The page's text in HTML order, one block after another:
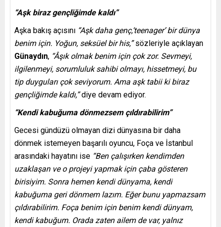
“Aşk biraz gençliğimde kaldı”
Aşka bakış açısını “Aşk daha genç,‘teenager’ bir dünya
benim için. Yoğun, seksüel bir his,”sözleriyle açıklayan
Günaydın, “Âşık olmak benim için çok zor. Sevmeyi,
ilgilenmeyi, sorumluluk sahibi olmayı, hissetmeyi, bu
tip duyguları çok seviyorum. Ama aşk tabii ki biraz
gençliğimde kaldı,”diye devam ediyor.
“Kendi kabuğuma dönmezsem çıldırabilirim”
Gecesi gündüzü olmayan dizi dünyasına bir daha
dönmek istemeyen başarılı oyuncu, Foça ve İstanbul
arasındaki hayatını ise “Ben çalışırken kendimden
uzaklaşan ve o projeyi yapmak için çaba gösteren
birisiyim. Sonra hemen kendi dünyama, kendi
kabuğuma geri dönmem lazım. Eğer bunu yapmazsam
çıldırabilirim. Foça benim için benim kendi dünyam,
kendi kabuğum. Orada zaten ailem de var, yalnız